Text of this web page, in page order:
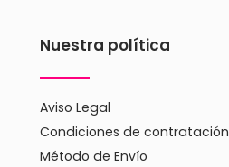
Nuestra política
Aviso Legal
Condiciones de contratación
Método de Envío